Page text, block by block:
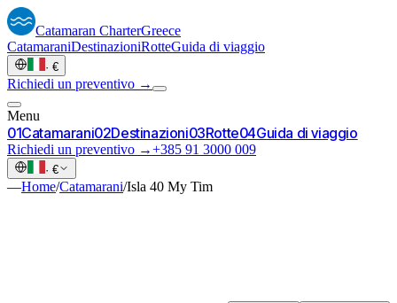
Catamaran CharterGreece
CatamaraniDestinazioniRotteGuida di viaggio
· €
Richiedi un preventivo →
Menu
01Catamarani02Destinazioni03Rotte04Guida di viaggio
Richiedi un preventivo →+385 91 3000 009
· €
—Home/Catamarani/Isla 40 My Tim